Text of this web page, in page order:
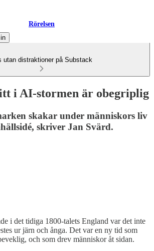
Rörelsen
utan distraktioner på Substack
i AI-stormen är obegriplig
skakar under människors liv
skriver Jan Svärd.
i det tidiga 1800-talets England var det inte
ur järn och ånga. Det var en ny tid som
och som drev människor åt sidan.